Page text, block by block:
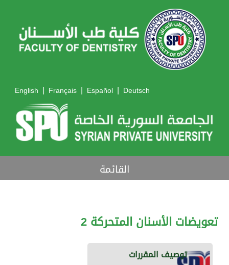
English | Français | Español | Deutsch
القائمة
تعويضات الأسنان المتحركة 2
توصيف المقررات